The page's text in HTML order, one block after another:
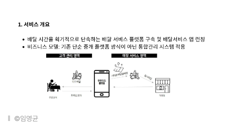
©임영균